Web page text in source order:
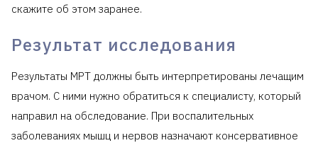
скажите об этом заранее.
Результат исследования
Результаты МРТ должны быть интерпретированы лечащим
врачом. С ними нужно обратиться к специалисту, который
направил на обследование. При воспалительных
заболеваниях мышц и нервов назначают консервативное